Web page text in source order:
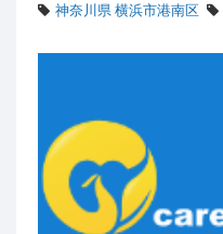
神奈川県 横浜市港南区